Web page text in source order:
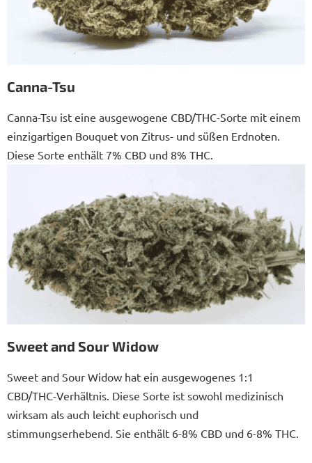
Canna-Tsu
Canna-Tsu ist eine ausgewogene CBD/THC-Sorte mit einem
einzigartigen Bouquet von Zitrus- und süßen Erdnoten.
Diese Sorte enthält 7% CBD und 8% THC.
Sweet and Sour Widow
Sweet and Sour Widow hat ein ausgewogenes 1:1
CBD/THC-Verhältnis. Diese Sorte ist sowohl medizinisch
wirksam als auch leicht euphorisch und
stimmungserhebend. Sie enthält 6-8% CBD und 6-8% THC.